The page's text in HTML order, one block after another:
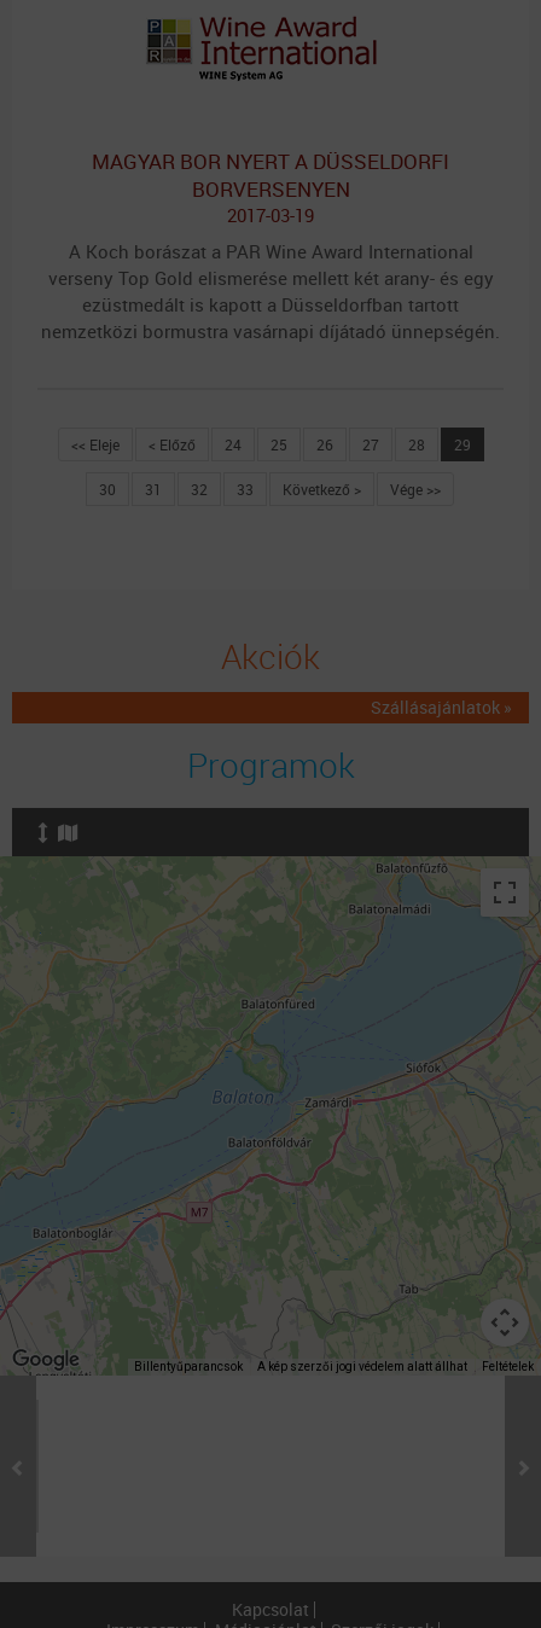
MAGYAR BOR NYERT A DÜSSELDORFI
BORVERSENYEN
2017-03-19
A Koch borászat a PAR Wine Award International
verseny Top Gold elismerése mellett két arany- és egy
ezüstmedált is kapott a Düsseldorfban tartott
nemzetközi bormustra vasárnapi díjátadó ünnepségén.
<< Eleje < Előző 24 25 26 27 28 29
30 31 32 33 Következő > Vége >>
Akciók
Szállásajánlatok »
Programok
Billentyűparancsok A kép szerzői jogi védelem alatt állhat Feltételek
Kapcsolat